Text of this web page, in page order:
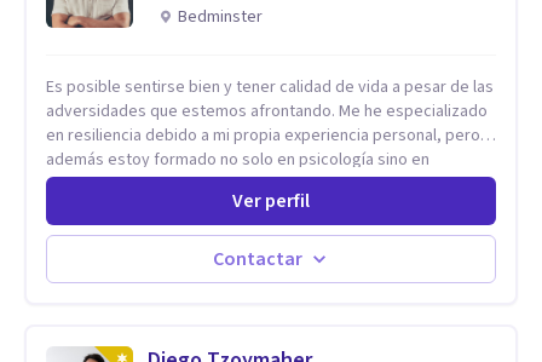
Bedminster
Es posible sentirse bien y tener calidad de vida a pesar de las
adversidades que estemos afrontando. Me he especializado
en resiliencia debido a mi propia experiencia personal, pero
además estoy formado no solo en psicología sino en
coaching y técnicas de alto impacto centradas en: depresión,
ansiedad y terapia de parejas. Sé que con el plan correcto y
el acompañamiento adecuado todo el mundo puede observar
cambios en menos de 5 sesiones. Mi experiencia profesional
me ha demostrado que no importan las dificultades sino las
Ver perfil
Contactar